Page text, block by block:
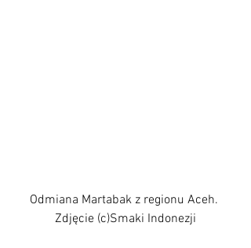
Odmiana Martabak z regionu Aceh.
Zdjęcie (c)Smaki Indonezji